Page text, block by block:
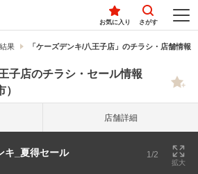
お気に入り さがす
果 「ケーズデンキ/八王子店」のチラシ・店舗情報
子店のチラシ・セール情報
店舗詳細
キ_夏得セール 1/2
拡大